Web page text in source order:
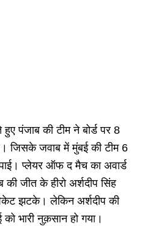
पंजाब की टीम ने बोर्ड पर 8
जिसके जवाब में मुंबई की टीम 6
प्लेयर ऑफ द मैच का अवार्ड
जीत के हीरो अर्शदीप सिंह
झटके। लेकिन अर्शदीप की
भारी नुक़सान हो गया।